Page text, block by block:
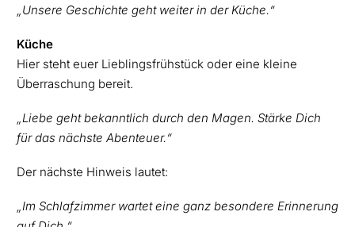
„Unsere Geschichte geht weiter in der Küche.“
Küche
Hier steht euer Lieblingsfrühstück oder eine kleine
Überraschung bereit.
„Liebe geht bekanntlich durch den Magen. Stärke Dich
für das nächste Abenteuer.“
Der nächste Hinweis lautet:
„Im Schlafzimmer wartet eine ganz besondere Erinnerung